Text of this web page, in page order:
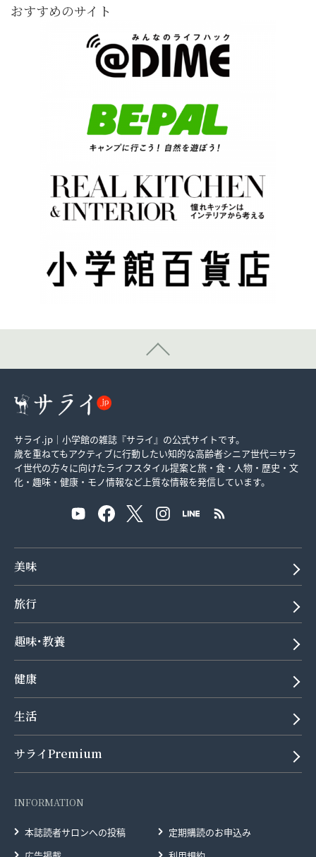
おすすめのサイト
サライ.jp｜小学館の雑誌『サライ』の公式サイトです。
歳を重ねてもアクティブに行動したい知的な高齢者シニア世代＝サラ
イ世代の方々に向けたライフスタイル提案と旅・食・人物・歴史・文
化・趣味・健康・モノ情報など上質な情報を発信しています。
美味
旅行
趣味･教養
健康
生活
サライPremium
INFORMATION
本誌読者サロンへの投稿
定期購読のお申込み